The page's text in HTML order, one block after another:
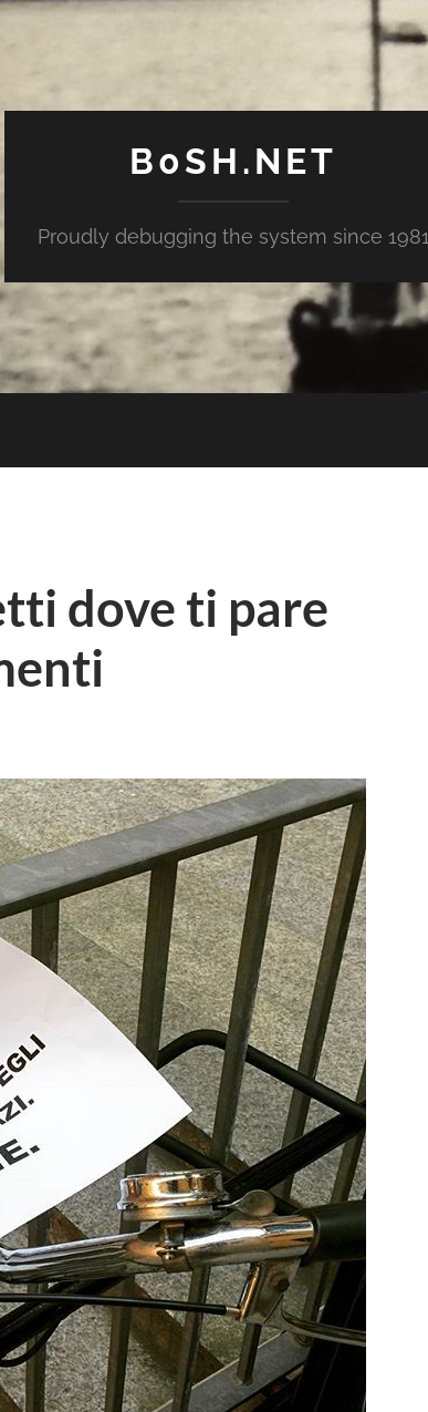
B0SH.NET
Proudly debugging the system since 1981
dove ti pare